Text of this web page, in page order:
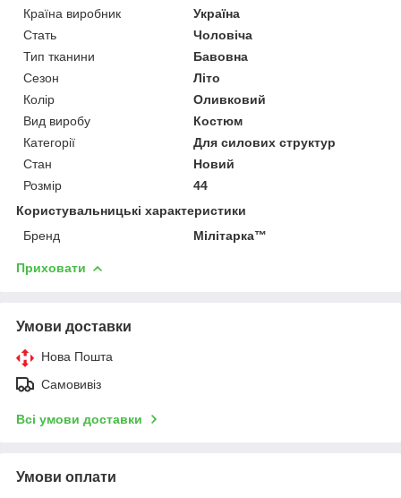
Країна виробник
Україна
Стать
Чоловіча
Тип тканини
Бавовна
Сезон
Літо
Колір
Оливковий
Вид виробу
Костюм
Категорії
Для силових структур
Стан
Новий
Розмір
44
Користувальницькі характеристики
Бренд
Мілітарка™
Приховати
Умови доставки
Нова Пошта
Самовивіз
Всі умови доставки
Умови оплати